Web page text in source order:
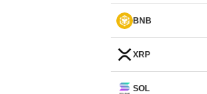
BNB
XRP
SOL